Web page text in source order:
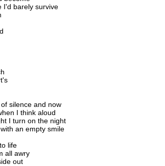
I'd barely survive
silence and now
I think aloud
I turn on the night
an empty smile
life
all awry
out